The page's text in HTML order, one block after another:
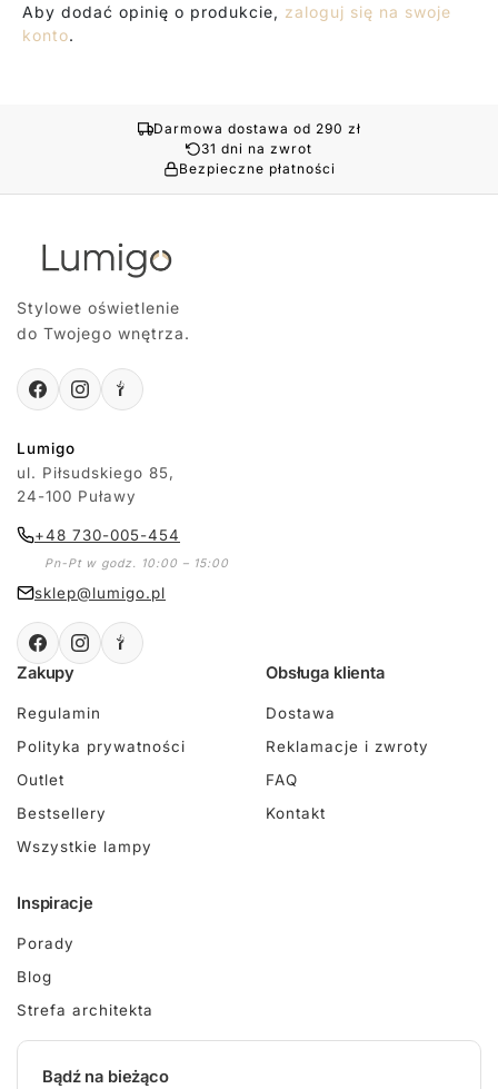
Aby dodać opinię o produkcie, zaloguj się na swoje
konto.
Darmowa dostawa od 290 zł
31 dni na zwrot
Bezpieczne płatności
Stylowe oświetlenie
do Twojego wnętrza.
Lumigo
ul. Piłsudskiego 85,
24-100 Puławy
+48 730-005-454
Pn-Pt w godz. 10:00 – 15:00
sklep@lumigo.pl
Zakupy
Regulamin
Polityka prywatności
Outlet
Bestsellery
Wszystkie lampy
Obsługa klienta
Dostawa
Reklamacje i zwroty
FAQ
Kontakt
Inspiracje
Porady
Blog
Strefa architekta
Bądź na bieżąco